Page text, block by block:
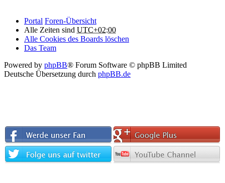
Portal Foren-Übersicht
Alle Zeiten sind UTC+02:00
Alle Cookies des Boards löschen
Das Team
Powered by phpBB® Forum Software © phpBB Limited
Deutsche Übersetzung durch phpBB.de